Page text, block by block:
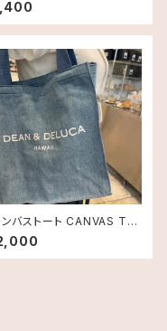
品
ンバストート CANVAS TO
DEAN＆DELUCA ディーン
ワイ リッツカール
限定